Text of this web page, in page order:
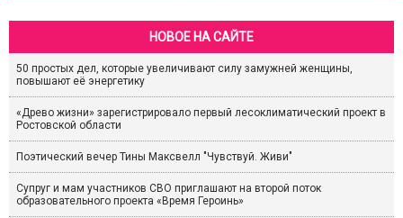
НОВОЕ НА САЙТЕ
50 простых дел, которые увеличивают силу замужней женщины,
повышают её энергетику
«Древо жизни» зарегистрировало первый лесоклиматический проект в
Ростовской области
Поэтический вечер Тины Максвелл "Чувствуй. Живи"
Супруг и мам участников СВО приглашают на второй поток
образовательного проекта «Время Героинь»